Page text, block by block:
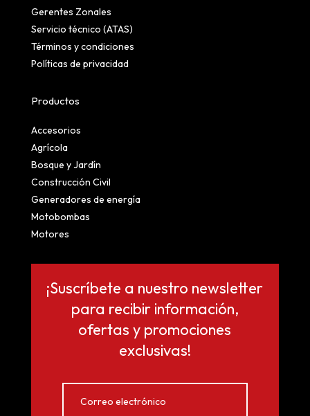
Gerentes Zonales
Servicio técnico (ATAS)
Términos y condiciones
Políticas de privacidad
Productos
Accesorios
Agrícola
Bosque y Jardín
Construcción Civil
Generadores de energía
Motobombas
Motores
¡Suscríbete a nuestro newsletter
para recibir información,
ofertas y promociones
exclusivas!